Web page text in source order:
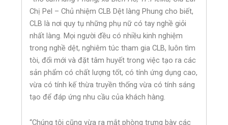
Chị Pel – Chủ nhiệm CLB Dệt làng Phung cho biết,
CLB là nơi quy tụ những phụ nữ có tay nghề giỏi
nhất làng. Mọi người đều có nhiều kinh nghiệm
trong nghề dệt, nghiêm túc tham gia CLB, luôn tìm
tòi, đổi mới và đặt tâm huyết trong việc tạo ra các
sản phẩm có chất lượng tốt, có tính ứng dụng cao,
vừa có tính kế thừa truyền thống vừa có tính sáng
tạo để đáp ứng nhu cầu của khách hàng.
“Chúng tôi cũng vừa ra mắt phòng trưng bày các